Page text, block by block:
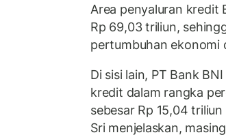
Area penyaluran kredit
Rp 69,03 triliun,
pertumbuhan ekonomi
Di sisi lain, PT Bank
kredit dalam rangka
sebesar Rp 15,04
Sri menjelaskan,